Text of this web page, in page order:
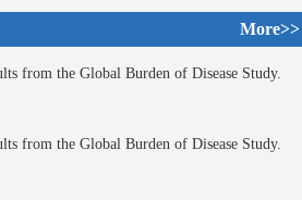
More>>
from the Global Burden of Disease Study.
from the Global Burden of Disease Study.